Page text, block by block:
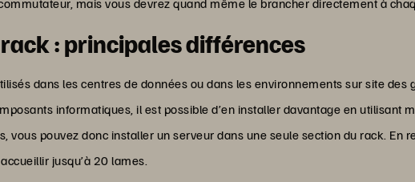
: principales différences
dans les centres de données ou dans les environnements sur site des
informatiques, il est possible d’en installer davantage en utilisant
vous pouvez donc installer un serveur dans une seule section du rack. En
jusqu’à 20 lames.